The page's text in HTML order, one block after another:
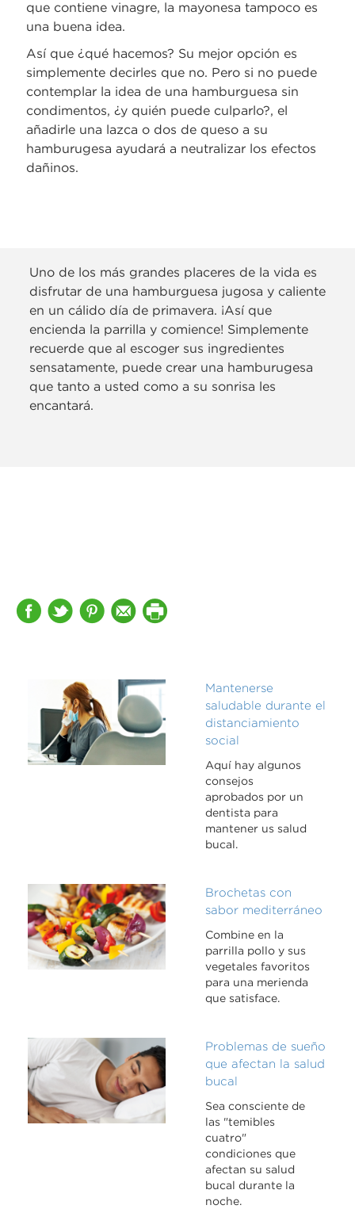
que contiene vinagre, la mayonesa tampoco es
una buena idea.
Así que ¿qué hacemos? Su mejor opción es
simplemente decirles que no. Pero si no puede
contemplar la idea de una hamburguesa sin
condimentos, ¿y quién puede culparlo?, el
añadirle una lazca o dos de queso a su
hamburugesa ayudará a neutralizar los efectos
dañinos.
Uno de los más grandes placeres de la vida es
disfrutar de una hamburguesa jugosa y caliente
en un cálido día de primavera. ¡Así que
encienda la parrilla y comience! Simplemente
recuerde que al escoger sus ingredientes
sensatamente, puede crear una hamburugesa
que tanto a usted como a su sonrisa les
encantará.
Mantenerse
saludable durante el
distanciamiento
social
Aquí hay algunos
consejos
aprobados por un
dentista para
mantener us salud
bucal.
Brochetas con
sabor mediterráneo
Combine en la
parrilla pollo y sus
vegetales favoritos
para una merienda
que satisface.
Problemas de sueño
que afectan la salud
bucal
Sea consciente de
las "temibles
cuatro"
condiciones que
afectan su salud
bucal durante la
noche.